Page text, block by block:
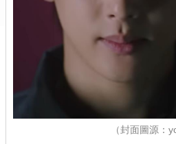
（封面圖源：